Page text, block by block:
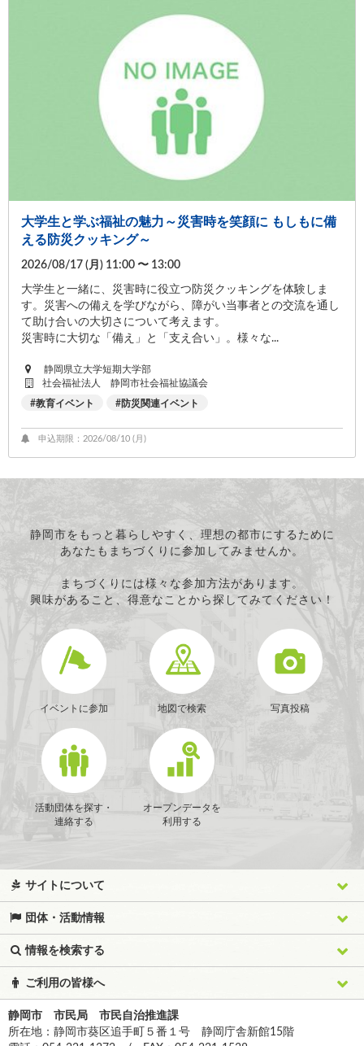
大学生と学ぶ福祉の魅力～災害時を笑顔に もしもに備
える防災クッキング～
2026/08/17 ( 月 ) 11:00 〜 13:00
大学生と一緒に、災害時に役立つ防災クッキングを体験しま
す。災害への備えを学びながら、障がい当事者との交流を通し
て助け合いの大切さについて考えます。
災害時に大切な「備え」と「支え合い」。様々な...
静岡県立大学短期大学部
社会福祉法人 静岡市社会福祉協議会
教育イベント 防災関連イベント
申込期限：2026/08/10 ( 月 )
静岡市をもっと暮らしやすく、理想の都市にするために
あなたもまちづくりに参加してみませんか。
まちづくりには様々な参加方法があります。
興味があること、得意なことから探してみてください！
イベントに参加 地図で検索 写真投稿
活動団体を探す・
連絡する
オープンデータを
利用する
サイトについて
団体・活動情報
情報を検索する
ご利用の皆様へ
静岡市 市民局 市民自治推進課
所在地：静岡市葵区追手町５番１号 静岡庁舎新館15階